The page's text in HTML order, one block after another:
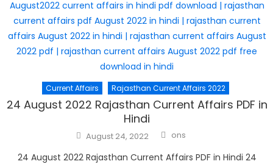
Current Affairs Rajasthan Current Affairs 2022
24 August 2022 Rajasthan Current Affairs PDF in
Hindi
Posted
on
August 24, 2022 Author
ons
24 August 2022 Rajasthan Current Affairs PDF in Hindi 24